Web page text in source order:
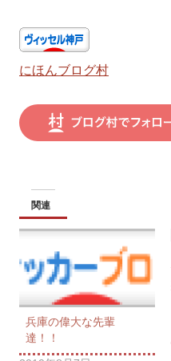
にほんブログ村
関連
兵庫の偉大な先輩
達！！